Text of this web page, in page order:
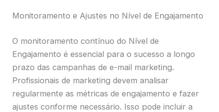
Monitoramento e Ajustes no Nível de Engajamento
O monitoramento contínuo do Nível de
Engajamento é essencial para o sucesso a longo
prazo das campanhas de e-mail marketing.
Profissionais de marketing devem analisar
regularmente as métricas de engajamento e fazer
ajustes conforme necessário. Isso pode incluir a